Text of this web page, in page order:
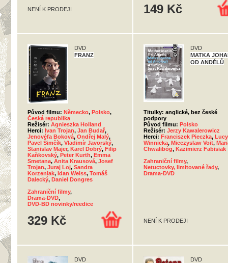
NENÍ K PRODEJI 149 Kč
DVD
FRANZ
Původ filmu: Německo, Polsko,
Česká republika
Režisér: Agnieszka Holland
Herci: Ivan Trojan, Jan Budař,
Jenovéfa Boková, Ondřej Malý,
Pavel Šimčík, Vladimír Javorský,
Stanislav Majer, Karel Dobrý, Filip
Kaňkovský, Peter Kurth, Emma
Smetana, Anita Krausová, Josef
Trojan, Juraj Loj, Sandra
Korzeniak, Idan Weiss, Tomáš
Dalecký, Daniel Dongres
Zahraniční filmy,
Drama-DVD,
DVD-BD novinky/reedice
329 Kč
DVD
MATKA
OD ANDĚLŮ
Titulky: anglické, bez české
podpory
Původ filmu: Polsko
Režisér: Jerzy Kawalerowicz
Herci: Franciszek Pieczka,
Winnicka, Mieczyslaw Voit,
Chwalibóg, Kazimierz Fabisiak
Zahraniční filmy,
Netuctovky, limitované řady,
Drama-DVD
NENÍ K PRODEJI
DVD
DVD